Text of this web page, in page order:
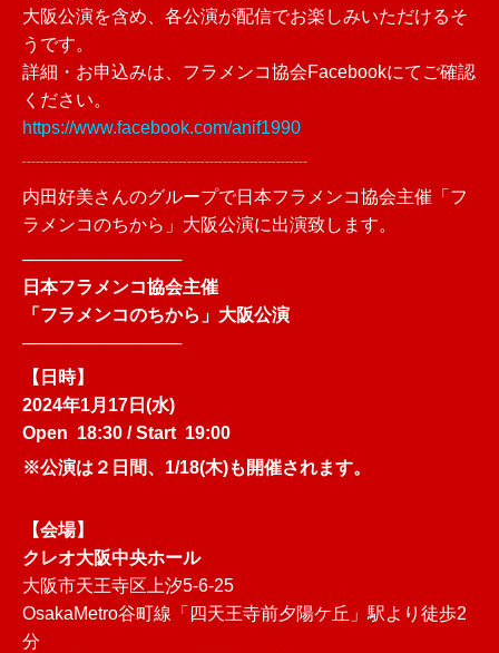
大阪公演を含め、各公演が配信でお楽しみいただけるそ
うです。
詳細・お申込みは、フラメンコ協会Facebookにてご確認
ください。
https://www.facebook.com/anif1990
┈┈┈┈┈┈┈┈┈┈┈┈┈┈┈┈
内田好美さんのグループで日本フラメンコ協会主催「フ
ラメンコのちから」大阪公演に出演致します。
─────────────
日本フラメンコ協会主催
「フラメンコのちから」大阪公演
─────────────
【日時】
2024年1月17日(水)
Open 18:30 / Start 19:00
※公演は２日間、1/18(木)も開催されます。
【会場】
クレオ大阪中央ホール
大阪市天王寺区上汐5-6-25
OsakaMetro谷町線「四天王寺前夕陽ケ丘」駅より徒歩2
分